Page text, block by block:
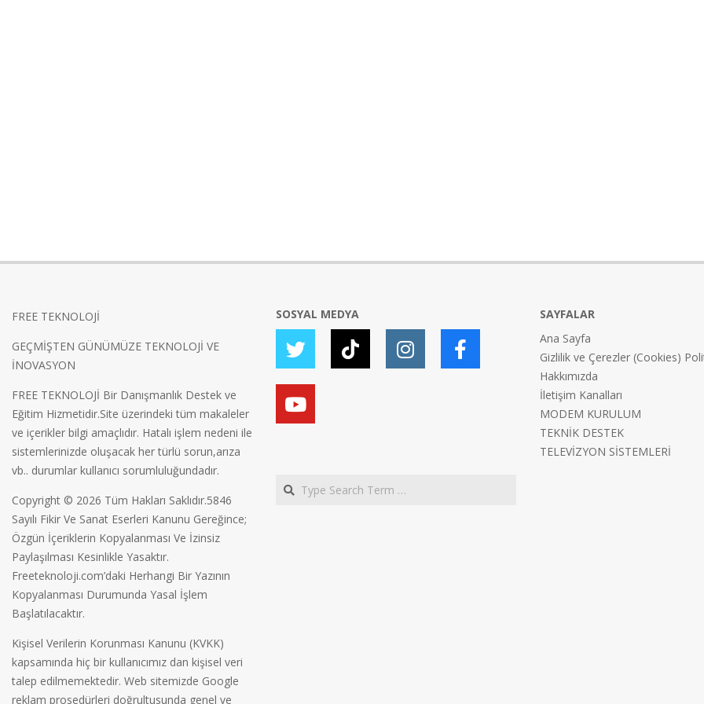
FREE TEKNOLOJİ
GEÇMİŞTEN GÜNÜMÜZE TEKNOLOJİ VE
İNOVASYON
FREE TEKNOLOJİ Bir Danışmanlık Destek ve
Eğitim Hizmetidir.Site üzerindeki tüm makaleler
ve içerikler bilgi amaçlıdır. Hatalı işlem nedeni ile
sistemlerinizde oluşacak her türlü sorun,arıza
vb.. durumlar kullanıcı sorumluluğundadır.
Copyright © 2026 Tüm Hakları Saklıdır.5846
Sayılı Fikir Ve Sanat Eserleri Kanunu Gereğince;
Özgün İçeriklerin Kopyalanması Ve İzinsiz
Paylaşılması Kesinlikle Yasaktır.
Freeteknoloji.com’daki Herhangi Bir Yazının
Kopyalanması Durumunda Yasal İşlem
Başlatılacaktır.
Kişisel Verilerin Korunması Kanunu (KVKK)
kapsamında hiç bir kullanıcımız dan kişisel veri
talep edilmemektedir. Web sitemizde Google
reklam prosedürleri doğrultusunda genel ve
SOSYAL MEDYA
Search
SAYFALAR
Ana Sayfa
Gizlilik ve Çerezler (Cookies)
Hakkımızda
İletişim Kanalları
MODEM KURULUM
TEKNİK DESTEK
TELEVİZYON SİSTEMLERİ